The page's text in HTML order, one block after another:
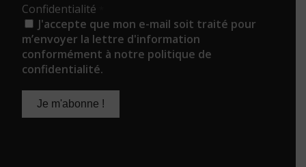
Confidentialité
J'accepte que mon e-mail soit traité pour
m’envoyer la lettre d'information
conformément à notre politique de
confidentialité.